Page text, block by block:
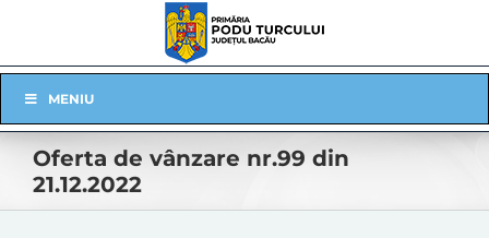
Navigation
MENIU
Oferta de vânzare nr.99 din
21.12.2022